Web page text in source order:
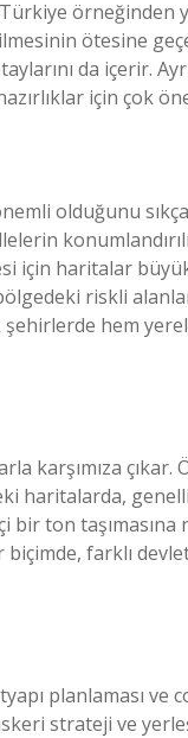
ötesine
da içerir.
için çok
olduğunu
için haritalar
riskli
hem
karşımıza
haritalarda,
bir ton
farklı
planlaması
strateji ve